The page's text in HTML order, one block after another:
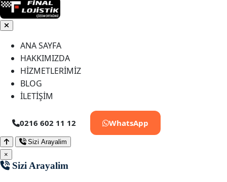
ANA SAYFA
HAKKIMIZDA
HİZMETLERİMİZ
BLOG
İLETİŞİM
0216 602 11 12 WhatsApp
Sizi Arayalim
×
Sizi Arayalim